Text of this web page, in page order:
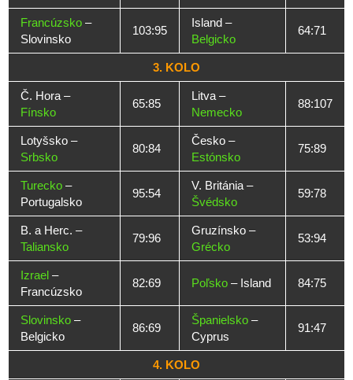
Francúzsko –
Slovinsko
103:95
Island –
Belgicko
64:71
3. KOLO
Č. Hora –
Fínsko
65:85
Litva –
Nemecko
88:107
Lotyšsko –
Srbsko
80:84
Česko –
Estónsko
75:89
Turecko –
Portugalsko
95:54
V. Británia –
Švédsko
59:78
B. a Herc. –
Taliansko
79:96
Gruzínsko –
Grécko
53:94
Izrael –
Francúzsko
82:69 Poľsko – Island 84:75
Slovinsko –
Belgicko
86:69
Španielsko –
Cyprus
91:47
4. KOLO